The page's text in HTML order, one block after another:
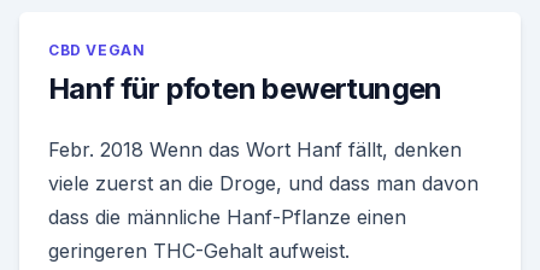
CBD VEGAN
Hanf für pfoten bewertungen
Febr. 2018 Wenn das Wort Hanf fällt, denken
viele zuerst an die Droge, und dass man davon
dass die männliche Hanf-Pflanze einen
geringeren THC-Gehalt aufweist.